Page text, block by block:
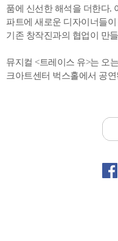
품에 신선한 해석을 더한다.
파트에 새로운 디자이너들
기존 창작진과의 협업이 만
뮤지컬 <트레이스 유>는 오
크아트센터 벅스홀에서 공연